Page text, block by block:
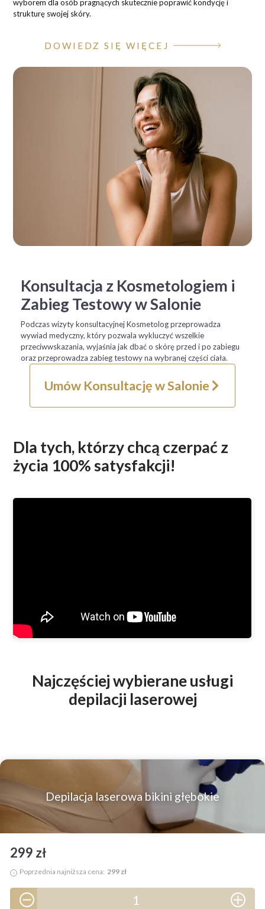
wyborem dla osób pragnących skutecznie poprawić kondycję i
strukturę swojej skóry.
DOWIEDZ SIĘ WIĘCEJ
Konsultacja z Kosmetologiem i
Zabieg Testowy w Salonie
Podczas wizyty konsultacyjnej Kosmetolog przeprowadza
wywiad medyczny, który pozwala wykluczyć wszelkie
przeciwwskazania, wyjaśnia jak dbać o skórę przed i po zabiegu
oraz przeprowadza zabieg testowy na wybranej części ciała.
Umów Konsultację w Salonie
Dla tych, którzy chcą czerpać z
życia 100% satysfakcji!
Najczęściej wybierane usługi
depilacji laserowej
Depilacja laserowa bikini głębokie
299 zł
i Poprzednia najniższa cena: 299 zł
1